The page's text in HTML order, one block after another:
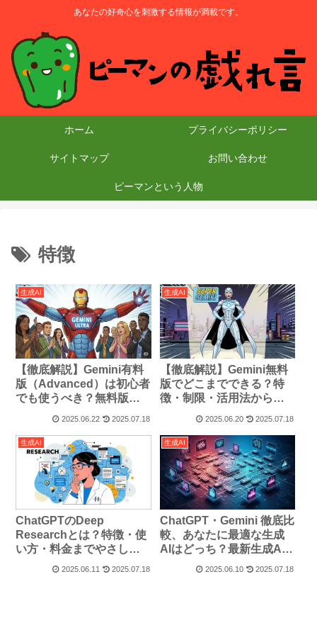
あなたの好奇心を刺激する情報が満載です。
ホーム プライバシーポリシー
サイトマップ お問い合わせ
ピーマンという人物
特徴
生成AI
【徹底解説】Gemini有料
版（Advanced）は初心者
でも使うべき？無料版と
徹底解剖！
2025.06.22 2025.07.18
生成AI
【徹底解説】Gemini無料
版でどこまでできる？特
徴・制限・活用法から問
2025.06.20 2025.07.18
生成AI
ChatGPTのDeep
Researchとは？特徴・使
い方・料金までやさしく
2025.06.11 2025.07.18
生成AI
ChatGPT・Gemini 徹底比
較、あなたに最適な生成
AIはどっち？最新生成AI
の賢い選び方
2025.06.10 2025.07.18